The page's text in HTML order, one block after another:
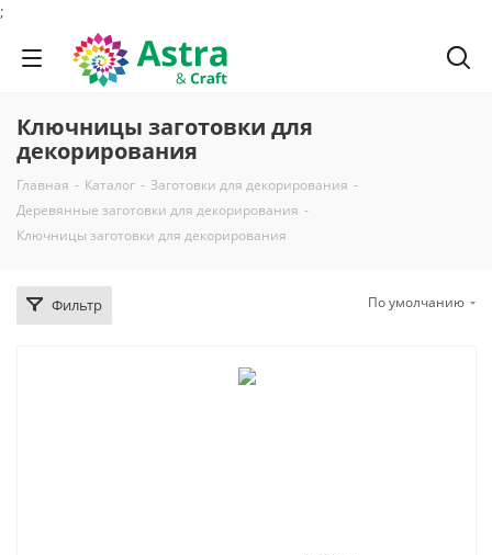
;
Ключницы заготовки для
декорирования
Главная - Каталог - Заготовки для декорирования -
Деревянные заготовки для декорирования -
Ключницы заготовки для декорирования
Фильтр По умолчанию